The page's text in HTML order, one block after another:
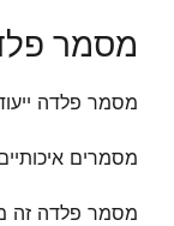
מסמר
מסמר פלדה
מסמרים
מסמר פלדה זה